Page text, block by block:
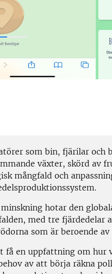
som bin, fjärilar och
växter, skörd av
mångfald och
minskning hotar den
med tre fjärdedelar
som är beroende
få en uppfattning om hur
av att börja räkna